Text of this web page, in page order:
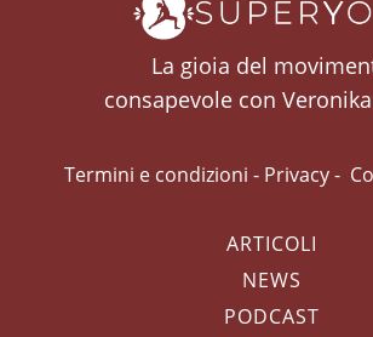
La gioia del
consapevole con
Termini e condizioni - Privacy-
ARTICOLI
NEWS
PODCAST